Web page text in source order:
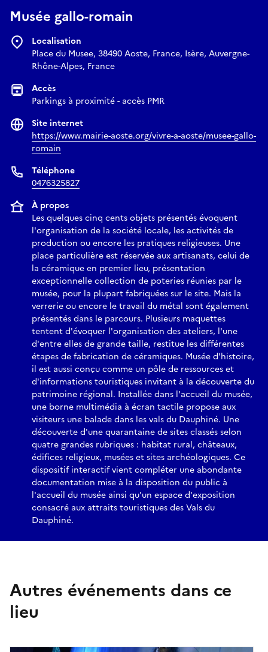
Musée gallo-romain
Localisation
Place du Musee, 38490 Aoste, France, Isère, Auvergne-
Rhône-Alpes, France
Accès
Parkings à proximité - accès PMR
Site internet
https://www.mairie-aoste.org/vivre-a-aoste/musee-gallo-
romain
Téléphone
0476325827
À propos
Les quelques cinq cents objets présentés évoquent
l'organisation de la société locale, les activités de
production ou encore les pratiques religieuses. Une
place particulière est réservée aux artisanats, celui de
la céramique en premier lieu, présentation
exceptionnelle collection de poteries réunies par le
musée, pour la plupart fabriquées sur le site. Mais la
verrerie ou encore le travail du métal sont également
présentés dans le parcours. Plusieurs maquettes
tentent d'évoquer l'organisation des ateliers, l'une
d'entre elles de grande taille, restitue les différentes
étapes de fabrication de céramiques. Musée d'histoire,
il est aussi conçu comme un pôle de ressources et
d'informations touristiques invitant à la découverte du
patrimoine régional. Installée dans l'accueil du musée,
une borne multimédia à écran tactile propose aux
visiteurs une balade dans les vals du Dauphiné. Une
découverte d'une quarantaine de sites classés selon
quatre grandes rubriques : habitat rural, châteaux,
édifices religieux, musées et sites archéologiques. Ce
dispositif interactif vient compléter une abondante
documentation mise à la disposition du public à
l'accueil du musée ainsi qu'un espace d'exposition
consacré aux attraits touristiques des Vals du
Dauphiné.
Autres événements dans ce
lieu